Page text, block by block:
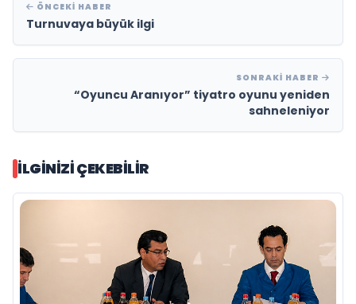
ÖNCEKI HABER
Turnuvaya büyük ilgi
SONRAKI HABER
“Oyuncu Aranıyor” tiyatro oyunu yeniden
sahneleniyor
İLGINIZI ÇEKEBILIR